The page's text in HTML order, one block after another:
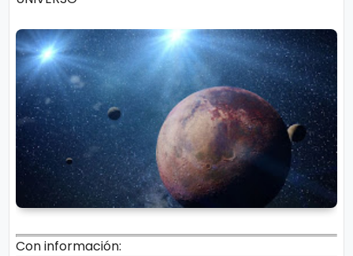
Con información: